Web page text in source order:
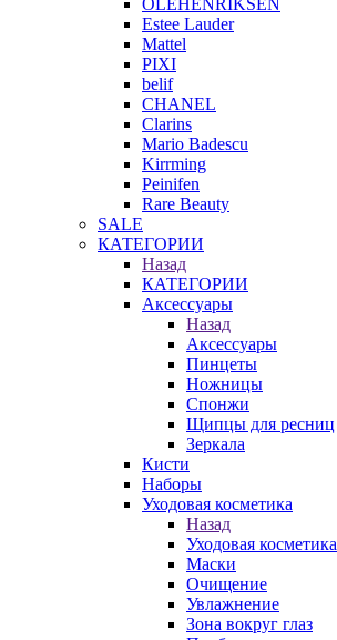
OLEHENRIKSEN
Estee Lauder
Mattel
PIXI
belif
CHANEL
Clarins
Mario Badescu
Kirrming
Peinifen
Rare Beauty
SALE
КАТЕГОРИИ
Назад
КАТЕГОРИИ
Аксессуары
Назад
Аксессуары
Пинцеты
Ножницы
Спонжи
Щипцы для ресниц
Зеркала
Кисти
Наборы
Уходовая косметика
Назад
Уходовая косметика
Маски
Очищение
Увлажнение
Зона вокруг глаз